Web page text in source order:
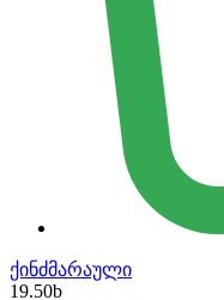
ქინძმარაული
19.50b